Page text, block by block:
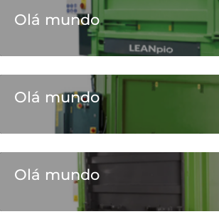
Olá mundo
Olá mundo
Olá mundo